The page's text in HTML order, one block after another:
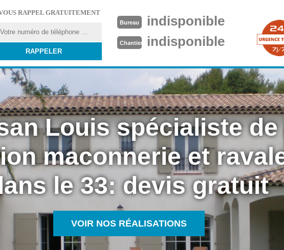
RAPPEL GRATUITEMENT
Bureau indisponible
Chantier indisponible
Louis spécialiste de
maconnerie et
le 33: devis gratuit
VOIR NOS RÉALISATIONS